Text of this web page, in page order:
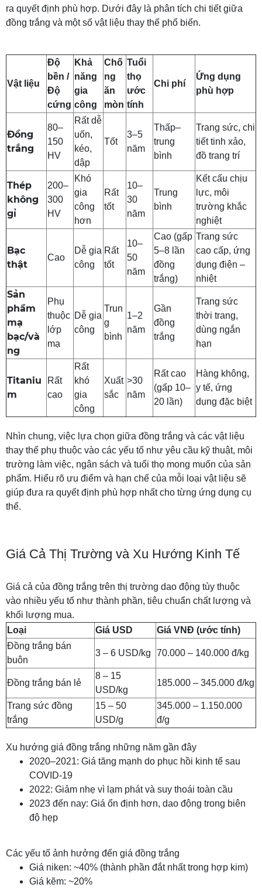
ra quyết định phù hợp. Dưới đây là phân tích chi tiết giữa
đồng trắng và một số vật liệu thay thế phổ biến.
Vật liệu
Độ
bền /
Độ
cứng
Khả
năng
gia
công
Chố
ng
ăn
mòn
Tuổi
thọ
ước
tính
Chi phí
Ứng dụng
phù hợp
Đồng
trắng
80–
150
HV
Rất dễ
uốn,
kéo,
dập
Tốt
3–5
năm
Thấp–
trung
bình
Trang sức, chi
tiết tinh xảo,
đồ trang trí
Thép
không
gỉ
200–
300
HV
Khó
gia
công
hơn
Rất
tốt
10–
30
năm
Trung
bình
Kết cấu chịu
lực, môi
trường khắc
nghiệt
Bạc
thật
Cao
Dễ gia
công
Rất
tốt
10–
50
năm
Cao (gấp
5–8 lần
đồng
trắng)
Trang sức
cao cấp, ứng
dụng điện –
nhiệt
Sản
phẩm
mạ
bạc/và
ng
Phụ
thuộc
lớp
mạ
Dễ gia
công
Trun
g
bình
1–2
năm
Gần
đồng
trắng
Trang sức
thời trang,
dùng ngắn
hạn
Titaniu
m
Rất
cao
Rất
khó
gia
công
Xuất
sắc
>30
năm
Rất cao
(gấp 10–
20 lần)
Hàng không,
y tế, ứng
dụng đặc biệt
Nhìn chung, việc lựa chọn giữa đồng trắng và các vật liệu
thay thế phụ thuộc vào các yếu tố như yêu cầu kỹ thuật, môi
trường làm việc, ngân sách và tuổi thọ mong muốn của sản
phẩm. Hiểu rõ ưu điểm và hạn chế của mỗi loại vật liệu sẽ
giúp đưa ra quyết định phù hợp nhất cho từng ứng dụng cụ
thể.
Giá Cả Thị Trường và Xu Hướng Kinh Tế
Giá cả của đồng trắng trên thị trường dao động tùy thuộc
vào nhiều yếu tố như thành phần, tiêu chuẩn chất lượng và
khối lượng mua.
Loại
Giá USD
Giá VNĐ (ước tính)
Đồng trắng bán
buôn
3 – 6 USD/kg 70.000 – 140.000 đ/kg
Đồng trắng bán lẻ
8 – 15
USD/kg
185.000 – 345.000 đ/kg
Trang sức đồng
trắng
15 – 50
USD/g
345.000 – 1.150.000
đ/g
Xu hướng giá đồng trắng những năm gần đây
2020–2021: Giá tăng mạnh do phục hồi kinh tế sau
COVID-19
2022: Giảm nhẹ vì lạm phát và suy thoái toàn cầu
2023 đến nay: Giá ổn định hơn, dao động trong biên
độ hẹp
Các yếu tố ảnh hưởng đến giá đồng trắng
Giá niken: ~40% (thành phần đắt nhất trong hợp kim)
Giá kẽm: ~20%